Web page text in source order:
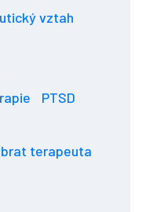
vztah
PTSD
terapeuta